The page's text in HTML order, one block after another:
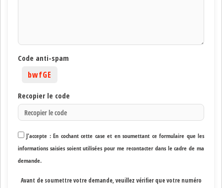
Code anti-spam
bwfGE
Recopier le code
J'accepte : En cochant cette case et en soumettant ce formulaire que les
informations saisies soient utilisées pour me recontacter dans le cadre de ma
demande.
Avant de soumettre votre demande, veuillez vérifier que votre numéro